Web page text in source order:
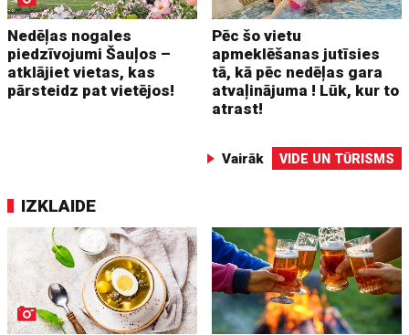
Nedēļas nogales
piedzīvojumi Šauļos –
atklājiet vietas, kas
pārsteidz pat vietējos!
Pēc šo vietu
apmeklēšanas jutīsies
tā, kā pēc nedēļas gara
atvaļinājuma ! Lūk, kur to
atrast!
Vairāk VIDE UN TŪRISMS
IZKLAIDE